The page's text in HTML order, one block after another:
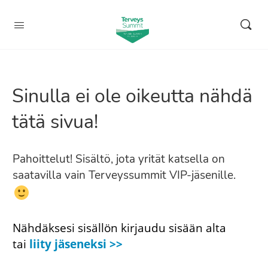
Sinulla ei ole oikeutta nähdä
tätä sivua!
Pahoittelut! Sisältö, jota yrität katsella on
saatavilla vain Terveyssummit VIP-jäsenille.
Nähdäksesi sisällön kirjaudu sisään alta
tai liity jäseneksi >>